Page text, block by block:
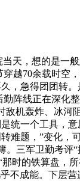
天，想的是一
越70余载时空
，急得团团转
阵线正在深化
机轰炸、冰河
统一个工具，
题，”变化，
三军卫勤考评
时的铁算盘，
不成能。下层